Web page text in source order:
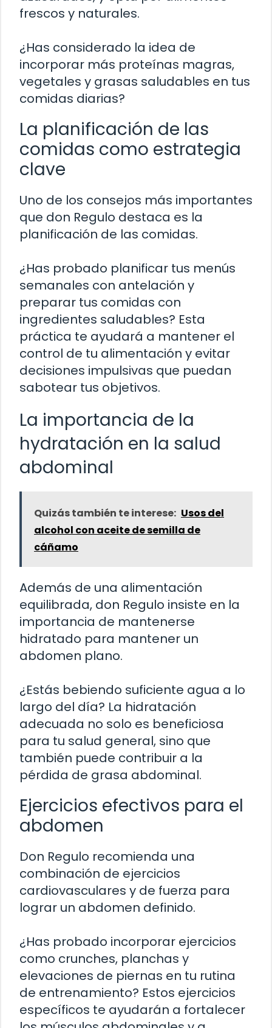
frescos y naturales.
¿Has considerado la idea de
incorporar más proteínas magras,
vegetales y grasas saludables en tus
comidas diarias?
La planificación de las
comidas como estrategia
clave
Uno de los consejos más importantes
que don Regulo destaca es la
planificación de las comidas.
¿Has probado planificar tus menús
semanales con antelación y
preparar tus comidas con
ingredientes saludables? Esta
práctica te ayudará a mantener el
control de tu alimentación y evitar
decisiones impulsivas que puedan
sabotear tus objetivos.
La importancia de la
hydratación en la salud
abdominal
Quizás también te interese: Usos del
alcohol con aceite de semilla de
cáñamo
Además de una alimentación
equilibrada, don Regulo insiste en la
importancia de mantenerse
hidratado para mantener un
abdomen plano.
¿Estás bebiendo suficiente agua a lo
largo del día? La hidratación
adecuada no solo es beneficiosa
para tu salud general, sino que
también puede contribuir a la
pérdida de grasa abdominal.
Ejercicios efectivos para el
abdomen
Don Regulo recomienda una
combinación de ejercicios
cardiovasculares y de fuerza para
lograr un abdomen definido.
¿Has probado incorporar ejercicios
como crunches, planchas y
elevaciones de piernas en tu rutina
de entrenamiento? Estos ejercicios
específicos te ayudarán a fortalecer